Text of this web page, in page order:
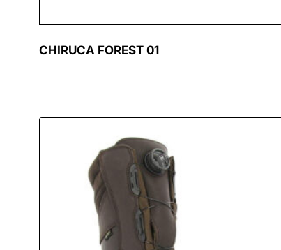
CHIRUCA FOREST 01